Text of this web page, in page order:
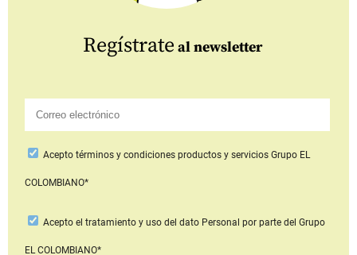
Regístrate al newsletter
Aceptotérminos y condiciones productos y serviciosGrupo EL
COLOMBIANO*
Acepto el tratamiento y uso del dato Personal por parte del Grupo
EL COLOMBIANO*